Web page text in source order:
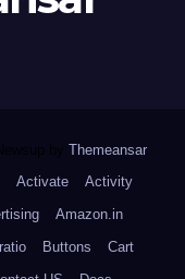
by Themeansar.
Activate
Activity
Amazon.in
Buttons
Cart